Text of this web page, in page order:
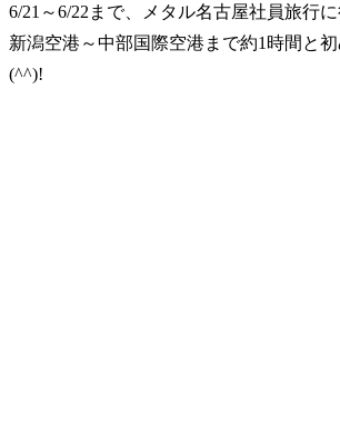
6/21～6/22まで、メタル名古屋社員旅行
新潟空港～中部国際空港まで約1時間と
(^^)!